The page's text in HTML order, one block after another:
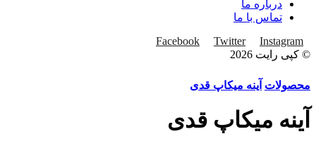
درباره ما
تماس با ما
Facebook
Twitter
Instagram
© کپی رایت 2026
محصولات آینه میکاپ قدی
آینه میکاپ قدی